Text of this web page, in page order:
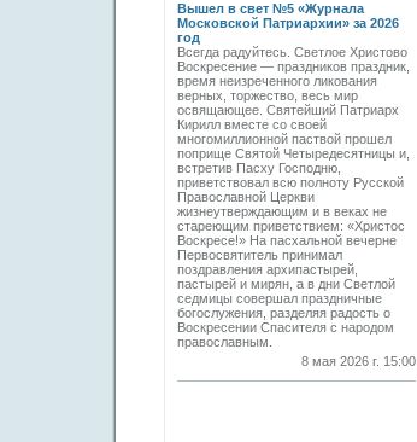
Вышел в свет №5 «Журнала
Московской Патриархии» за 2026
год
Всегда радуйтесь. Светлое Христово
Воскресение — праздников праздник,
время неизреченного ликования
верных, торжество, весь мир
освящающее. Святейший Патриарх
Кирилл вместе со своей
многомиллионной паствой прошел
поприще Святой Четыредесятницы и,
встретив Пасху Господню,
приветствовал всю полноту Русской
Православной Церкви
жизнеутверждающим и в веках не
стареющим приветствием: «Христос
Воскресе!» На пасхальной вечерне
Первосвятитель принимал
поздравления архипастырей,
пастырей и мирян, а в дни Светлой
седмицы совершал праздничные
богослужения, разделяя радость о
Воскресении Спасителя с народом
православным.
8 мая 2026 г. 15:00